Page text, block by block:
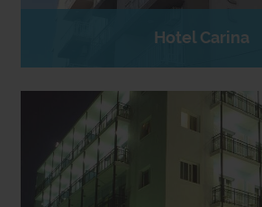
Hotel Carina